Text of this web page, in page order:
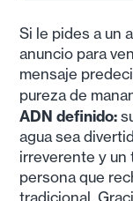
Si le pides a un
anuncio para
mensaje
pureza de
ADN definido:
agua sea
irreverente y un
persona que